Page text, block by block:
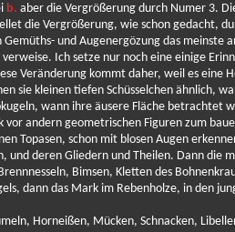
b. aber die Vergrößerung durch Numer 3.
die Vergrößerung, wie schon gedacht,
und Augenergözung das meinste
Ich setze nur noch eine einige
Veränderung kommt daher, weil es eine
sie kleinen tiefen Schüsselchen ähnlich,
wann ihre äusere Fläche betrachtet
vor andern geometrischen Figuren zum
Topasen, schon mit blosen Augen
deren Gliedern und Theilen. Dann die
Bimsen, Kletten des
dann das Mark im Rebenholze, in den
Horneißen, Mücken, Schnacken,